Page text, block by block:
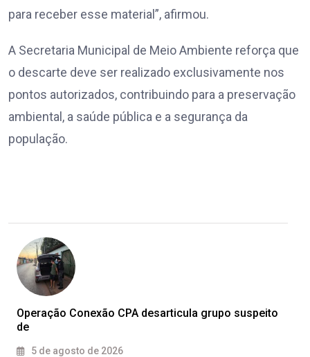
para receber esse material”, afirmou.
A Secretaria Municipal de Meio Ambiente reforça que
o descarte deve ser realizado exclusivamente nos
pontos autorizados, contribuindo para a preservação
ambiental, a saúde pública e a segurança da
população.
Operação Conexão CPA desarticula grupo suspeito
de
5 de agosto de 2026